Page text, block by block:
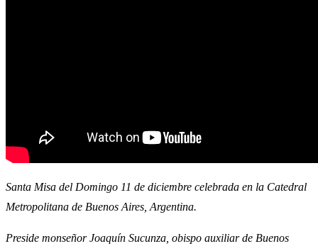
Santa Misa del Domingo 11 de diciembre celebrada en la Catedral
Metropolitana de Buenos Aires, Argentina.
Preside monseñor Joaquín Sucunza, obispo auxiliar de Buenos